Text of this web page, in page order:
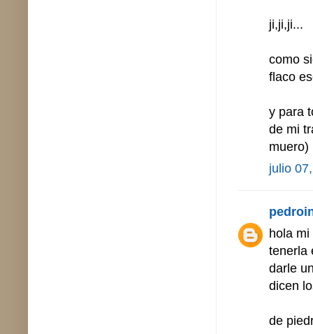
ji,ji,ji...
como
flaco
y para
de mi
muero)
julio
hola
tenerla
darle
dicen
de